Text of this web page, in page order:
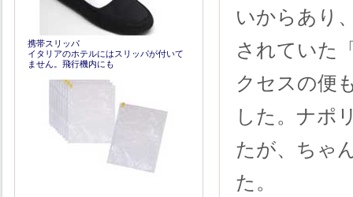
いからあり
されていた
クセスの便
した。ナポ
たが、ちゃ
た。
携帯スリッパ
イタリアのホテルにはスリッパが付いて
ません。飛行機内にも